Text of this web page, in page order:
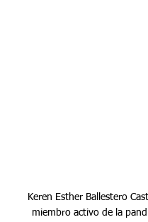
Keren Esther Ballestero
miembro activo de la